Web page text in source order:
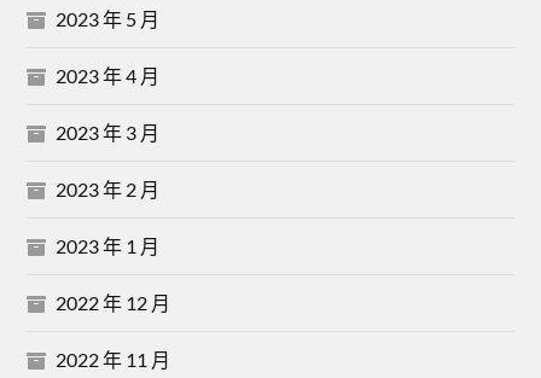
2023 年 5 月
2023 年 4 月
2023 年 3 月
2023 年 2 月
2023 年 1 月
2022 年 12 月
2022 年 11 月